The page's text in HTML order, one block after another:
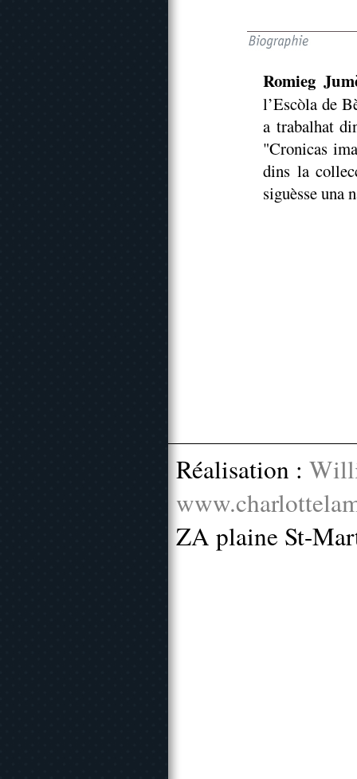
Romieg
l’Escòla de
a trabalhat
"Cronicas
dins la
siguèsse una
Réalisation :
ZA plaine St-